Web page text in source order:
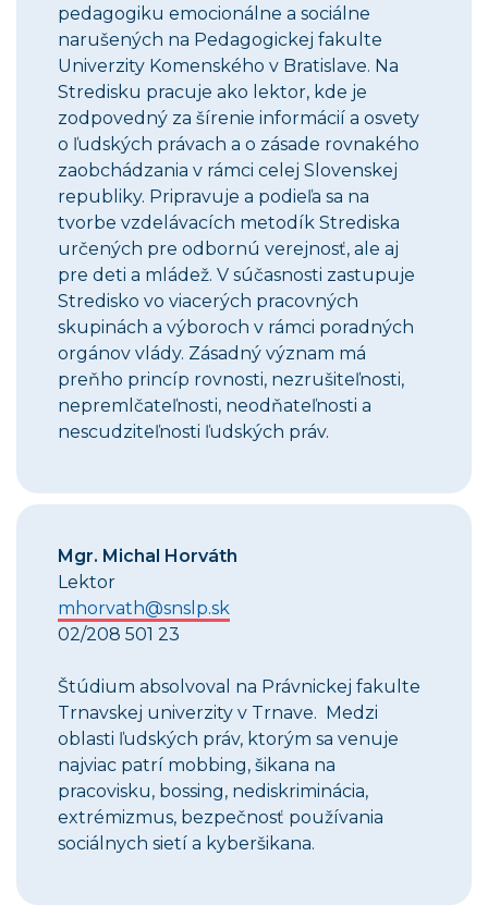
pedagogiku emocionálne a sociálne
narušených na Pedagogickej fakulte
Univerzity Komenského v Bratislave. Na
Stredisku pracuje ako lektor, kde je
zodpovedný za šírenie informácií a osvety
o ľudských právach a o zásade rovnakého
zaobchádzania v rámci celej Slovenskej
republiky. Pripravuje a podieľa sa na
tvorbe vzdelávacích metodík Strediska
určených pre odbornú verejnosť, ale aj
pre deti a mládež. V súčasnosti zastupuje
Stredisko vo viacerých pracovných
skupinách a výboroch v rámci poradných
orgánov vlády. Zásadný význam má
preňho princíp rovnosti, nezrušiteľnosti,
nepremlčateľnosti, neodňateľnosti a
nescudziteľnosti ľudských práv.
Mgr. Michal Horváth
Lektor
mhorvath@snslp.sk
02/208 501 23
Štúdium absolvoval na Právnickej fakulte
Trnavskej univerzity v Trnave. Medzi
oblasti ľudských práv, ktorým sa venuje
najviac patrí mobbing, šikana na
pracovisku, bossing, nediskriminácia,
extrémizmus, bezpečnosť používania
sociálnych sietí a kyberšikana.